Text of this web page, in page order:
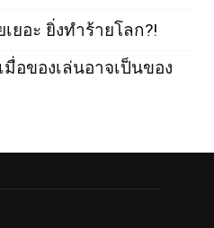
ยอะ ยิ่งทำร้ายโลก?!
มื่อของเล่นอาจเป็นของ